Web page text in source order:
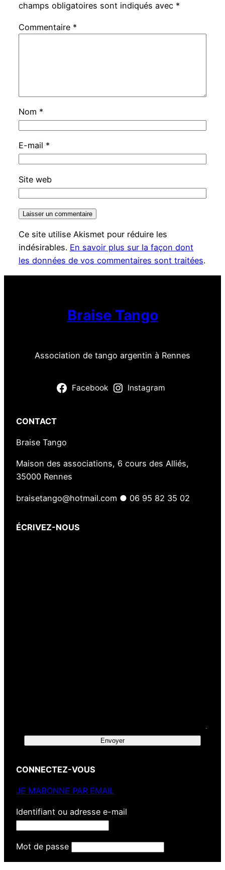
champs obligatoires sont indiqués avec *
Commentaire *
Nom *
E-mail *
Site web
Ce site utilise Akismet pour réduire les
indésirables. En savoir plus sur la façon dont
les données de vos commentaires sont traitées.
Braise Tango
Association de tango argentin à Rennes
Facebook Instagram
CONTACT
Braise Tango
Maison des associations, 6 cours des Alliés,
35000 Rennes
braisetango@hotmail.com ● 06 95 82 35 02
ÉCRIVEZ-NOUS
Envoyer
CONNECTEZ-VOUS
JE M’ABONNE PAR EMAIL
Identifiant ou adresse e-mail
Mot de passe